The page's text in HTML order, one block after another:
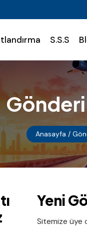
S.S.S
Anasayfa /
Yeni
Sitemize üye